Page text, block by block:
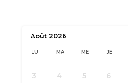
Août 2026
LU MA ME JE
3
4 5 6